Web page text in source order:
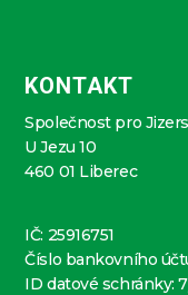
KONTAKT
Společnost pro
U Jezu 10
460 01 Liberec
IČ: 25916751
Číslo bankovního
ID datové schránky: